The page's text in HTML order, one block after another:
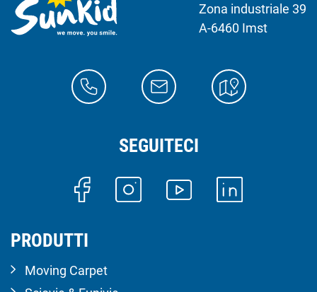
Zona industriale 39
A-6460 Imst
SEGUITECI
PRODUTTI
Moving Carpet